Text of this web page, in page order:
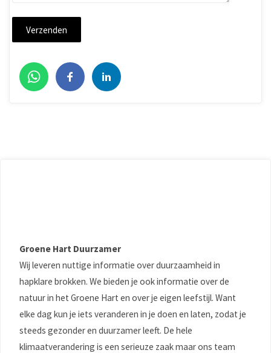
Groene Hart Duurzamer
Wij leveren nuttige informatie over duurzaamheid in
hapklare brokken. We bieden je ook informatie over de
natuur in het Groene Hart en over je eigen leefstijl. Want
elke dag kun je iets veranderen in je doen en laten, zodat je
steeds gezonder en duurzamer leeft. De hele
klimaatverandering is een serieuze zaak maar ons team